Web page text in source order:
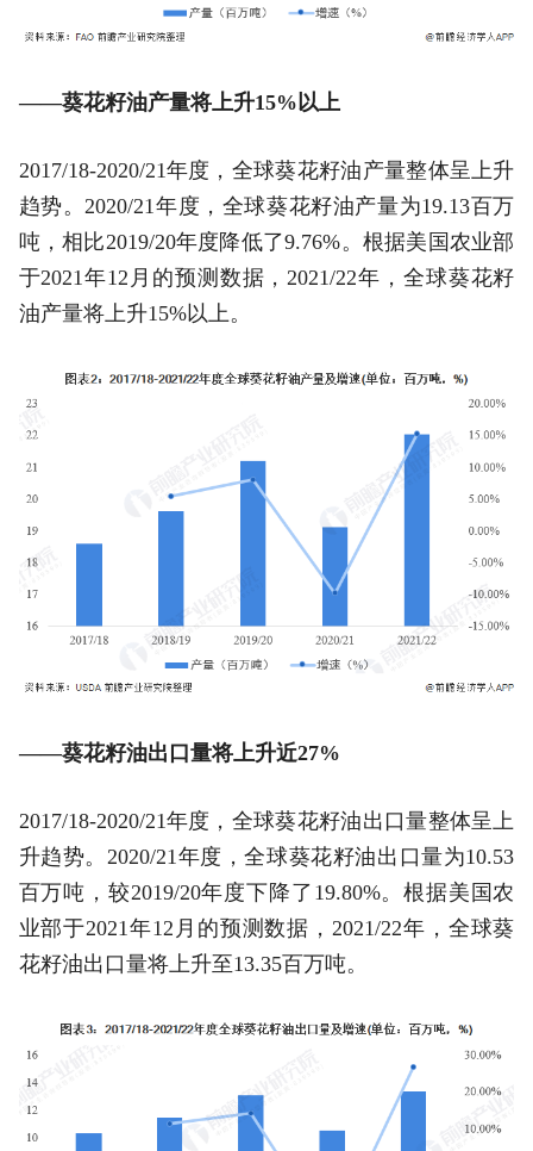
——葵花籽油产量将上升15%以上
2017/18-2020/21年度，全球葵花籽油产量整体呈上升
趋势。2020/21年度，全球葵花籽油产量为19.13百万
吨，相比2019/20年度降低了9.76%。根据美国农业部
于2021年12月的预测数据，2021/22年，全球葵花籽
油产量将上升15%以上。
——葵花籽油出口量将上升近27%
2017/18-2020/21年度，全球葵花籽油出口量整体呈上
升趋势。2020/21年度，全球葵花籽油出口量为10.53
百万吨，较2019/20年度下降了19.80%。根据美国农
业部于2021年12月的预测数据，2021/22年，全球葵
花籽油出口量将上升至13.35百万吨。